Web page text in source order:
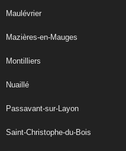
Maulévrier
Mazières-en-Mauges
Montilliers
Nuaillé
Passavant-sur-Layon
Saint-Christophe-du-Bois